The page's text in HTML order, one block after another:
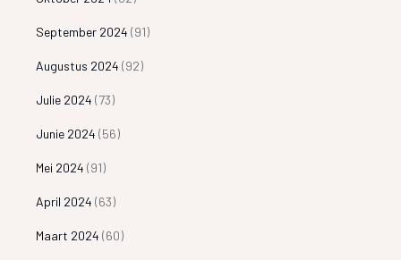
September 2024 (91)
Augustus 2024 (92)
Julie 2024 (73)
Junie 2024 (56)
Mei 2024 (91)
April 2024 (63)
Maart 2024 (60)